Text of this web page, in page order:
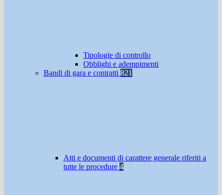
Tipologie di controllo
Obblighi e adempimenti
Bandi di gara e contratti 821
Atti e documenti di carattere generale riferiti a
tutte le procedure 4